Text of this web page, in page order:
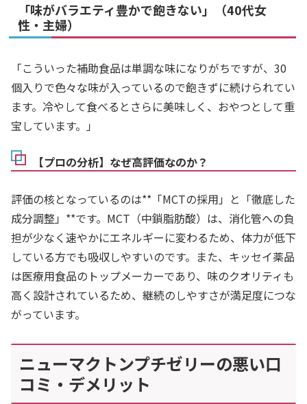
「味がバラエティ豊かで飽きない」（40代女
性・主婦）
「こういった補助食品は単調な味になりがちですが、30
個入りで色々な味が入っているので飽きずに続けられてい
ます。冷やして食べるとさらに美味しく、おやつとして重
宝しています。」
【プロの分析】なぜ高評価なのか？
評価の核となっているのは**「MCTの採用」と「徹底した
成分調整」**です。MCT（中鎖脂肪酸）は、消化管への負
担が少なく速やかにエネルギーに変わるため、体力が低下
している方でも吸収しやすいのです。また、キッセイ薬品
は医療用食品のトップメーカーであり、味のクオリティも
高く設計されているため、継続のしやすさが満足度につな
がっています。
ニューマクトンプチゼリーの悪い口
コミ・デメリット